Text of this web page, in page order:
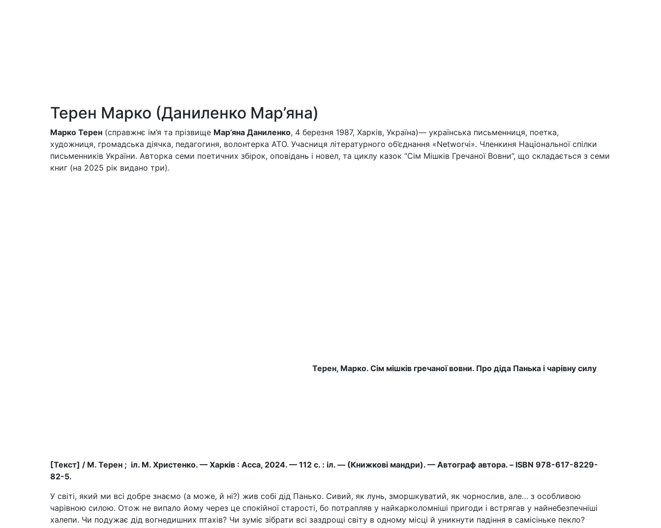
Терен Марко (Даниленко Мар’яна)
Марко Терен (справжнє ім’я та прізвище Мар’яна Даниленко, 4 березня 1987, Харків, Україна)— українська письменниця, поетка,
художниця, громадська діячка, педагогиня, волонтерка АТО. Учасниця літературного об’єднання «Networчі». Членкиня Національної спілки
письменників України. Авторка семи поетичних збірок, оповідань і новел, та циклу казок “Сім Мішків Гречаної Вовни”, що складається з семи
книг (на 2025 рік видано три).
Терен, Марко. Сім мішків гречаної вовни. Про діда Панька і чарівну силу
[Текст] / М. Терен ; іл. М. Христенко. — Харків : Асса, 2024. — 112 с. : іл. — (Книжкові мандри). — Автограф автора. – ISBN 978-617-8229-
82-5.
У світі, який ми всі добре знаємо (а може, й ні?) жив собі дід Панько. Сивий, як лунь, зморшкуватий, як чорнослив, але… з особливою
чарівною силою. Отож не випало йому через це спокійної старості, бо потрапляв у найкарколомніші пригоди і встрягав у найнебезпечніші
халепи. Чи подужає дід вогнедишних птахів? Чи зуміє зібрати всі заздрощі світу в одному місці й уникнути падіння в самісіньке пекло?